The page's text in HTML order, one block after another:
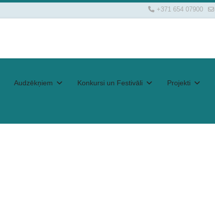
+371 654 07900
Audzēkņiem Konkursi un Festivāli Projekti